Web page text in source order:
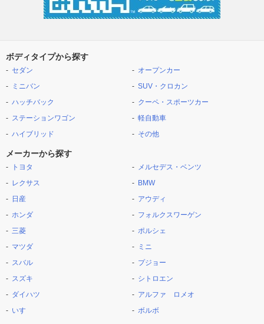
ボディタイプから探す
セダン
ミニバン
ハッチバック
ステーションワゴン
ハイブリッド
オープンカー
SUV・クロカン
クーペ・スポーツカー
軽自動車
その他
メーカーから探す
トヨタ
レクサス
日産
ホンダ
三菱
マツダ
スバル
スズキ
ダイハツ
いすゞ
メルセデス・ベンツ
BMW
アウディ
フォルクスワーゲン
ポルシェ
ミニ
プジョー
シトロエン
アルファ ロメオ
ボルボ